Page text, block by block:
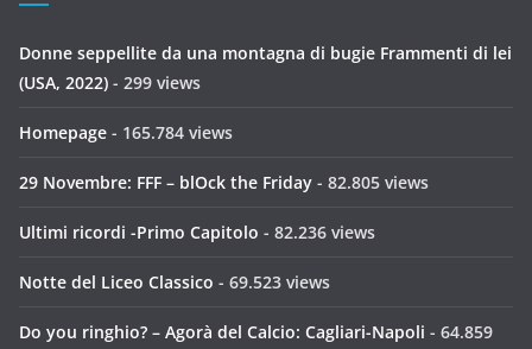
Donne seppellite da una montagna di bugie Frammenti di lei
(USA, 2022) - 299 views
Homepage - 165.784 views
29 Novembre: FFF – blOck the Friday - 82.805 views
Ultimi ricordi -Primo Capitolo - 82.236 views
Notte del Liceo Classico - 69.523 views
Do you ringhio? – Agorà del Calcio: Cagliari-Napoli - 64.859